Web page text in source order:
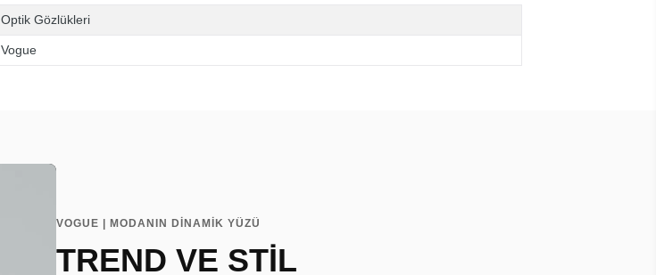
Optik Gözlükleri
Vogue
VOGUE | MODANIN DİNAMİK YÜZÜ
TREND VE STİL